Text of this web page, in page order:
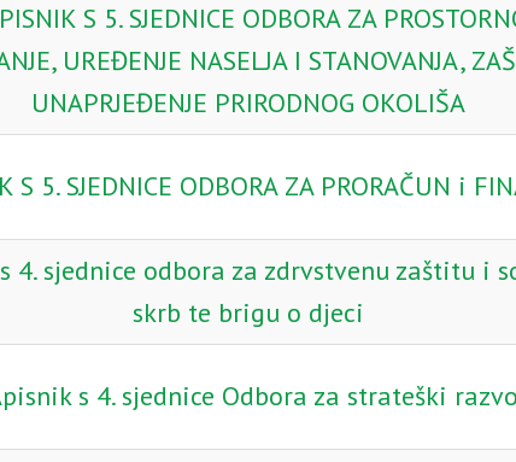
S 5. SJEDNICE ODBORA ZA
UREĐENJE NASELJA I STANOVANJA,
UNAPRJEĐENJE PRIRODNOG OKOLIŠA
S 5. SJEDNICE ODBORA ZA PRORAČUN i
4. sjednice odbora za zdrvstvenu zaštitu i
skrb te brigu o djeci
s 4. sjednice Odbora za strateški